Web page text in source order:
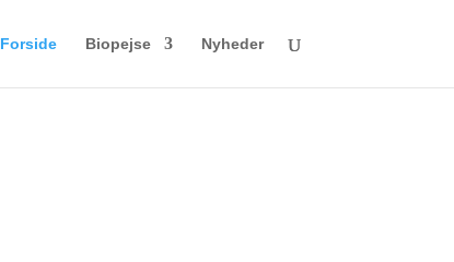
Forside Biopejse Nyheder